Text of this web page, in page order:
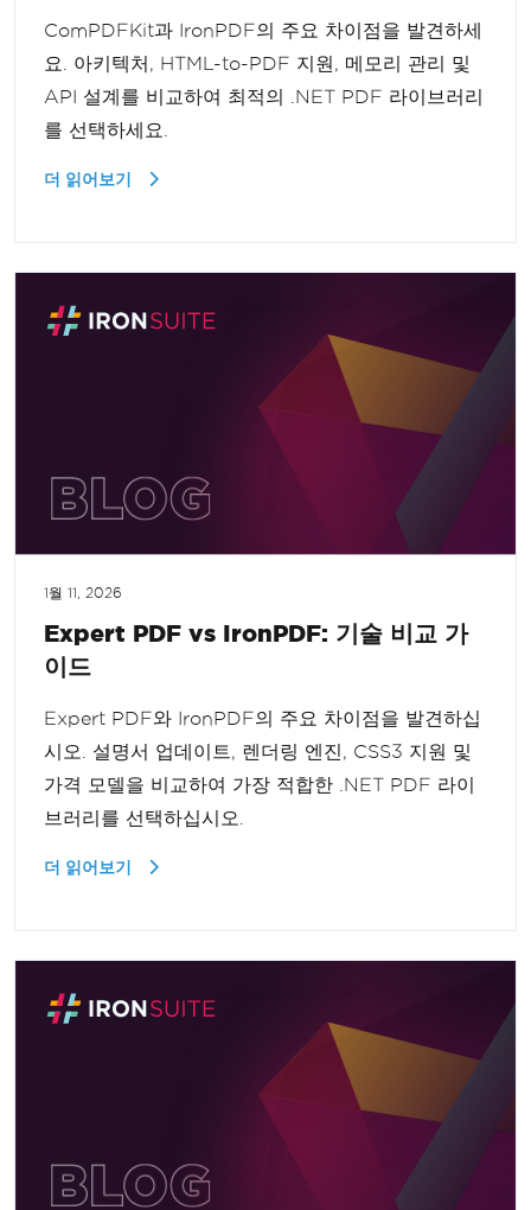
ComPDFKit과 IronPDF의 주요 차이점을 발견하세
요. 아키텍처, HTML-to-PDF 지원, 메모리 관리 및
API 설계를 비교하여 최적의 .NET PDF 라이브러리
를 선택하세요.
더 읽어보기
1월 11, 2026
Expert PDF vs IronPDF: 기술 비교 가
이드
Expert PDF와 IronPDF의 주요 차이점을 발견하십
시오. 설명서 업데이트, 렌더링 엔진, CSS3 지원 및
가격 모델을 비교하여 가장 적합한 .NET PDF 라이
브러리를 선택하십시오.
더 읽어보기